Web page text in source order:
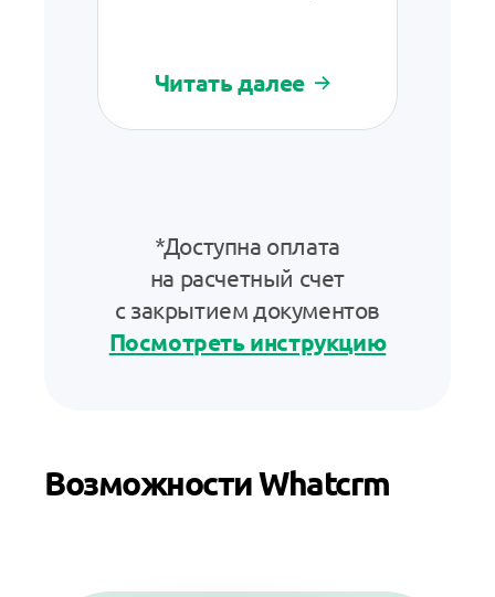
Читать далее
*Доступна оплата
на расчетный счет
с закрытием документов
Посмотреть инструкцию
Возможности Whatcrm